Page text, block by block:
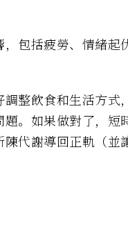
包括疲勞、情緒起
整飲食和生活方式
。如果做對了，短
代謝導回正軌（並